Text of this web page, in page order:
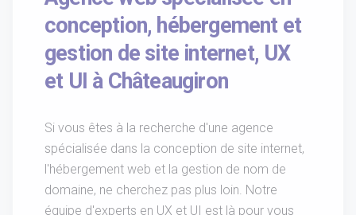
conception, hébergement et
gestion de site internet, UX
et UI à Châteaugiron
Si vous êtes à la recherche d'une agence
spécialisée dans la conception de site internet,
l'hébergement web et la gestion de nom de
domaine, ne cherchez pas plus loin. Notre
équipe d'experts en UX et UI est là pour vous